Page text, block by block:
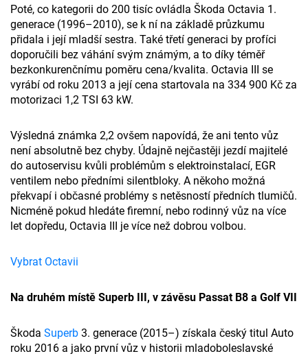
Poté, co kategorii do 200 tisíc ovládla Škoda Octavia 1.
generace (1996–2010), se k ní na základě průzkumu
přidala i její mladší sestra. Také třetí generaci by profíci
doporučili bez váhání svým známým, a to díky téměř
bezkonkurenčnímu poměru cena/kvalita. Octavia III se
vyrábí od roku 2013 a její cena startovala na 334 900 Kč za
motorizaci 1,2 TSI 63 kW.
Výsledná známka 2,2 ovšem napovídá, že ani tento vůz
není absolutně bez chyby. Údajně nejčastěji jezdí majitelé
do autoservisu kvůli problémům s elektroinstalací, EGR
ventilem nebo předními silentbloky. A někoho možná
překvapí i občasné problémy s netěsností předních tlumičů.
Nicméně pokud hledáte firemní, nebo rodinný vůz na více
let dopředu, Octavia III je více než dobrou volbou.
Vybrat Octavii
Na druhém místě Superb III, v závěsu Passat B8 a Golf VII
Škoda Superb 3. generace (2015–) získala český titul Auto
roku 2016 a jako první vůz v historii mladoboleslavské